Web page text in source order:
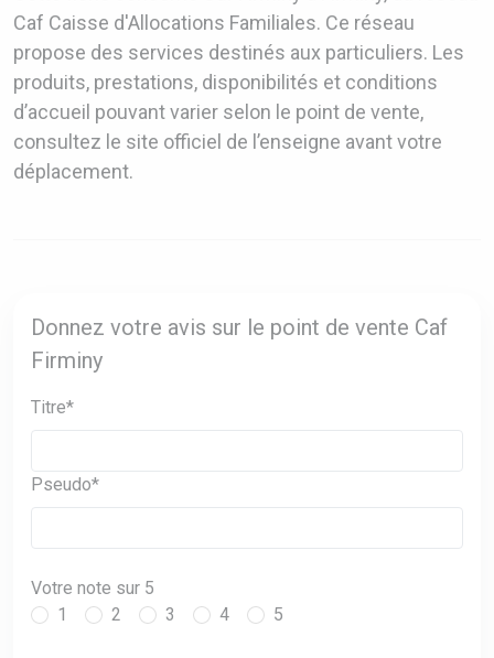
Caf Caisse d'Allocations Familiales. Ce réseau
propose des services destinés aux particuliers. Les
produits, prestations, disponibilités et conditions
d’accueil pouvant varier selon le point de vente,
consultez le site officiel de l’enseigne avant votre
déplacement.
Donnez votre avis sur le point de vente Caf
Firminy
Titre*
Pseudo*
Votre note sur 5
1
2 3 4 5